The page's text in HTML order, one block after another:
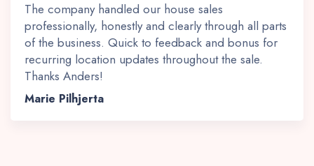
The company handled our house sales
professionally, honestly and clearly through all parts
of the business. Quick to feedback and bonus for
recurring location updates throughout the sale.
Thanks Anders!
Marie Pilhjerta